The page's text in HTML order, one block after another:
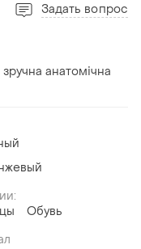
Задать вопрос
зручна анатомічна
Обувь